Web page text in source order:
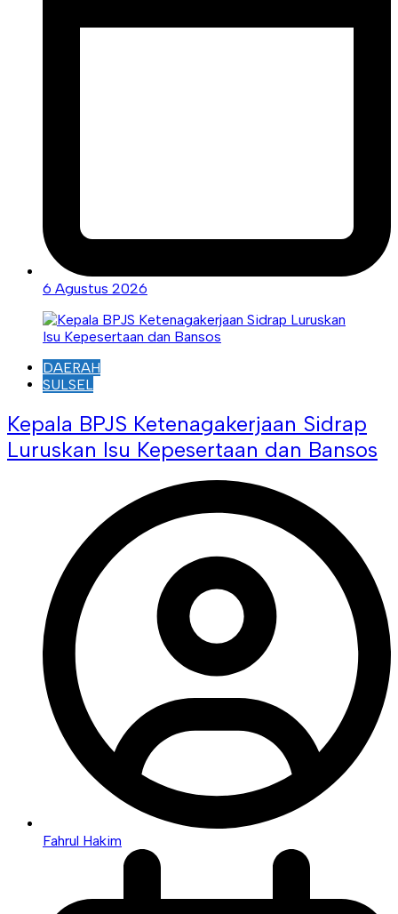
6 Agustus 2026
DAERAH
SULSEL
Kepala BPJS Ketenagakerjaan Sidrap
Luruskan Isu Kepesertaan dan Bansos
Fahrul Hakim